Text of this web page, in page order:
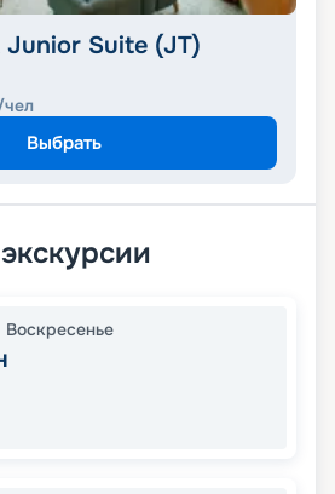
Suite (JT)
Выбрать
Воскресенье